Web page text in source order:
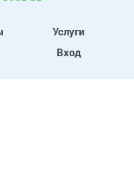
Услуги
Вход